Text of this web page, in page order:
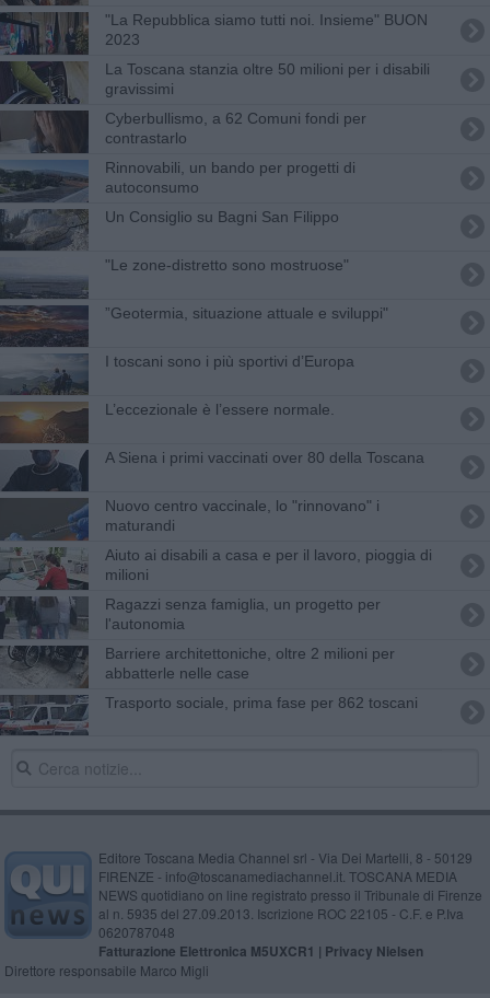
"La Repubblica siamo tutti noi. Insieme" BUON
2023
La Toscana stanzia oltre 50 milioni per i disabili
gravissimi
Cyberbullismo, a 62 Comuni fondi per
contrastarlo
Rinnovabili, un bando per progetti di
autoconsumo
Un Consiglio su Bagni San Filippo
"Le zone-distretto sono mostruose"
”Geotermia, situazione attuale e sviluppi"
​I toscani sono i più sportivi d’Europa
L’eccezionale è l’essere normale.
A Siena i primi vaccinati over 80 della Toscana
Nuovo centro vaccinale, lo "rinnovano" i
maturandi
Aiuto ai disabili a casa e per il lavoro, pioggia di
milioni
Ragazzi senza famiglia, un progetto per
l'autonomia
Barriere architettoniche, oltre 2 milioni per
abbatterle nelle case
Trasporto sociale, prima fase per 862 toscani
Editore Toscana Media Channel srl - Via Dei Martelli, 8 - 50129
FIRENZE - info@toscanamediachannel.it. TOSCANA MEDIA
NEWS quotidiano on line registrato presso il Tribunale di Firenze
al n. 5935 del 27.09.2013. Iscrizione ROC 22105 - C.F. e P.Iva
0620787048
Fatturazione Elettronica M5UXCR1 | Privacy Nielsen
Direttore responsabile Marco Migli